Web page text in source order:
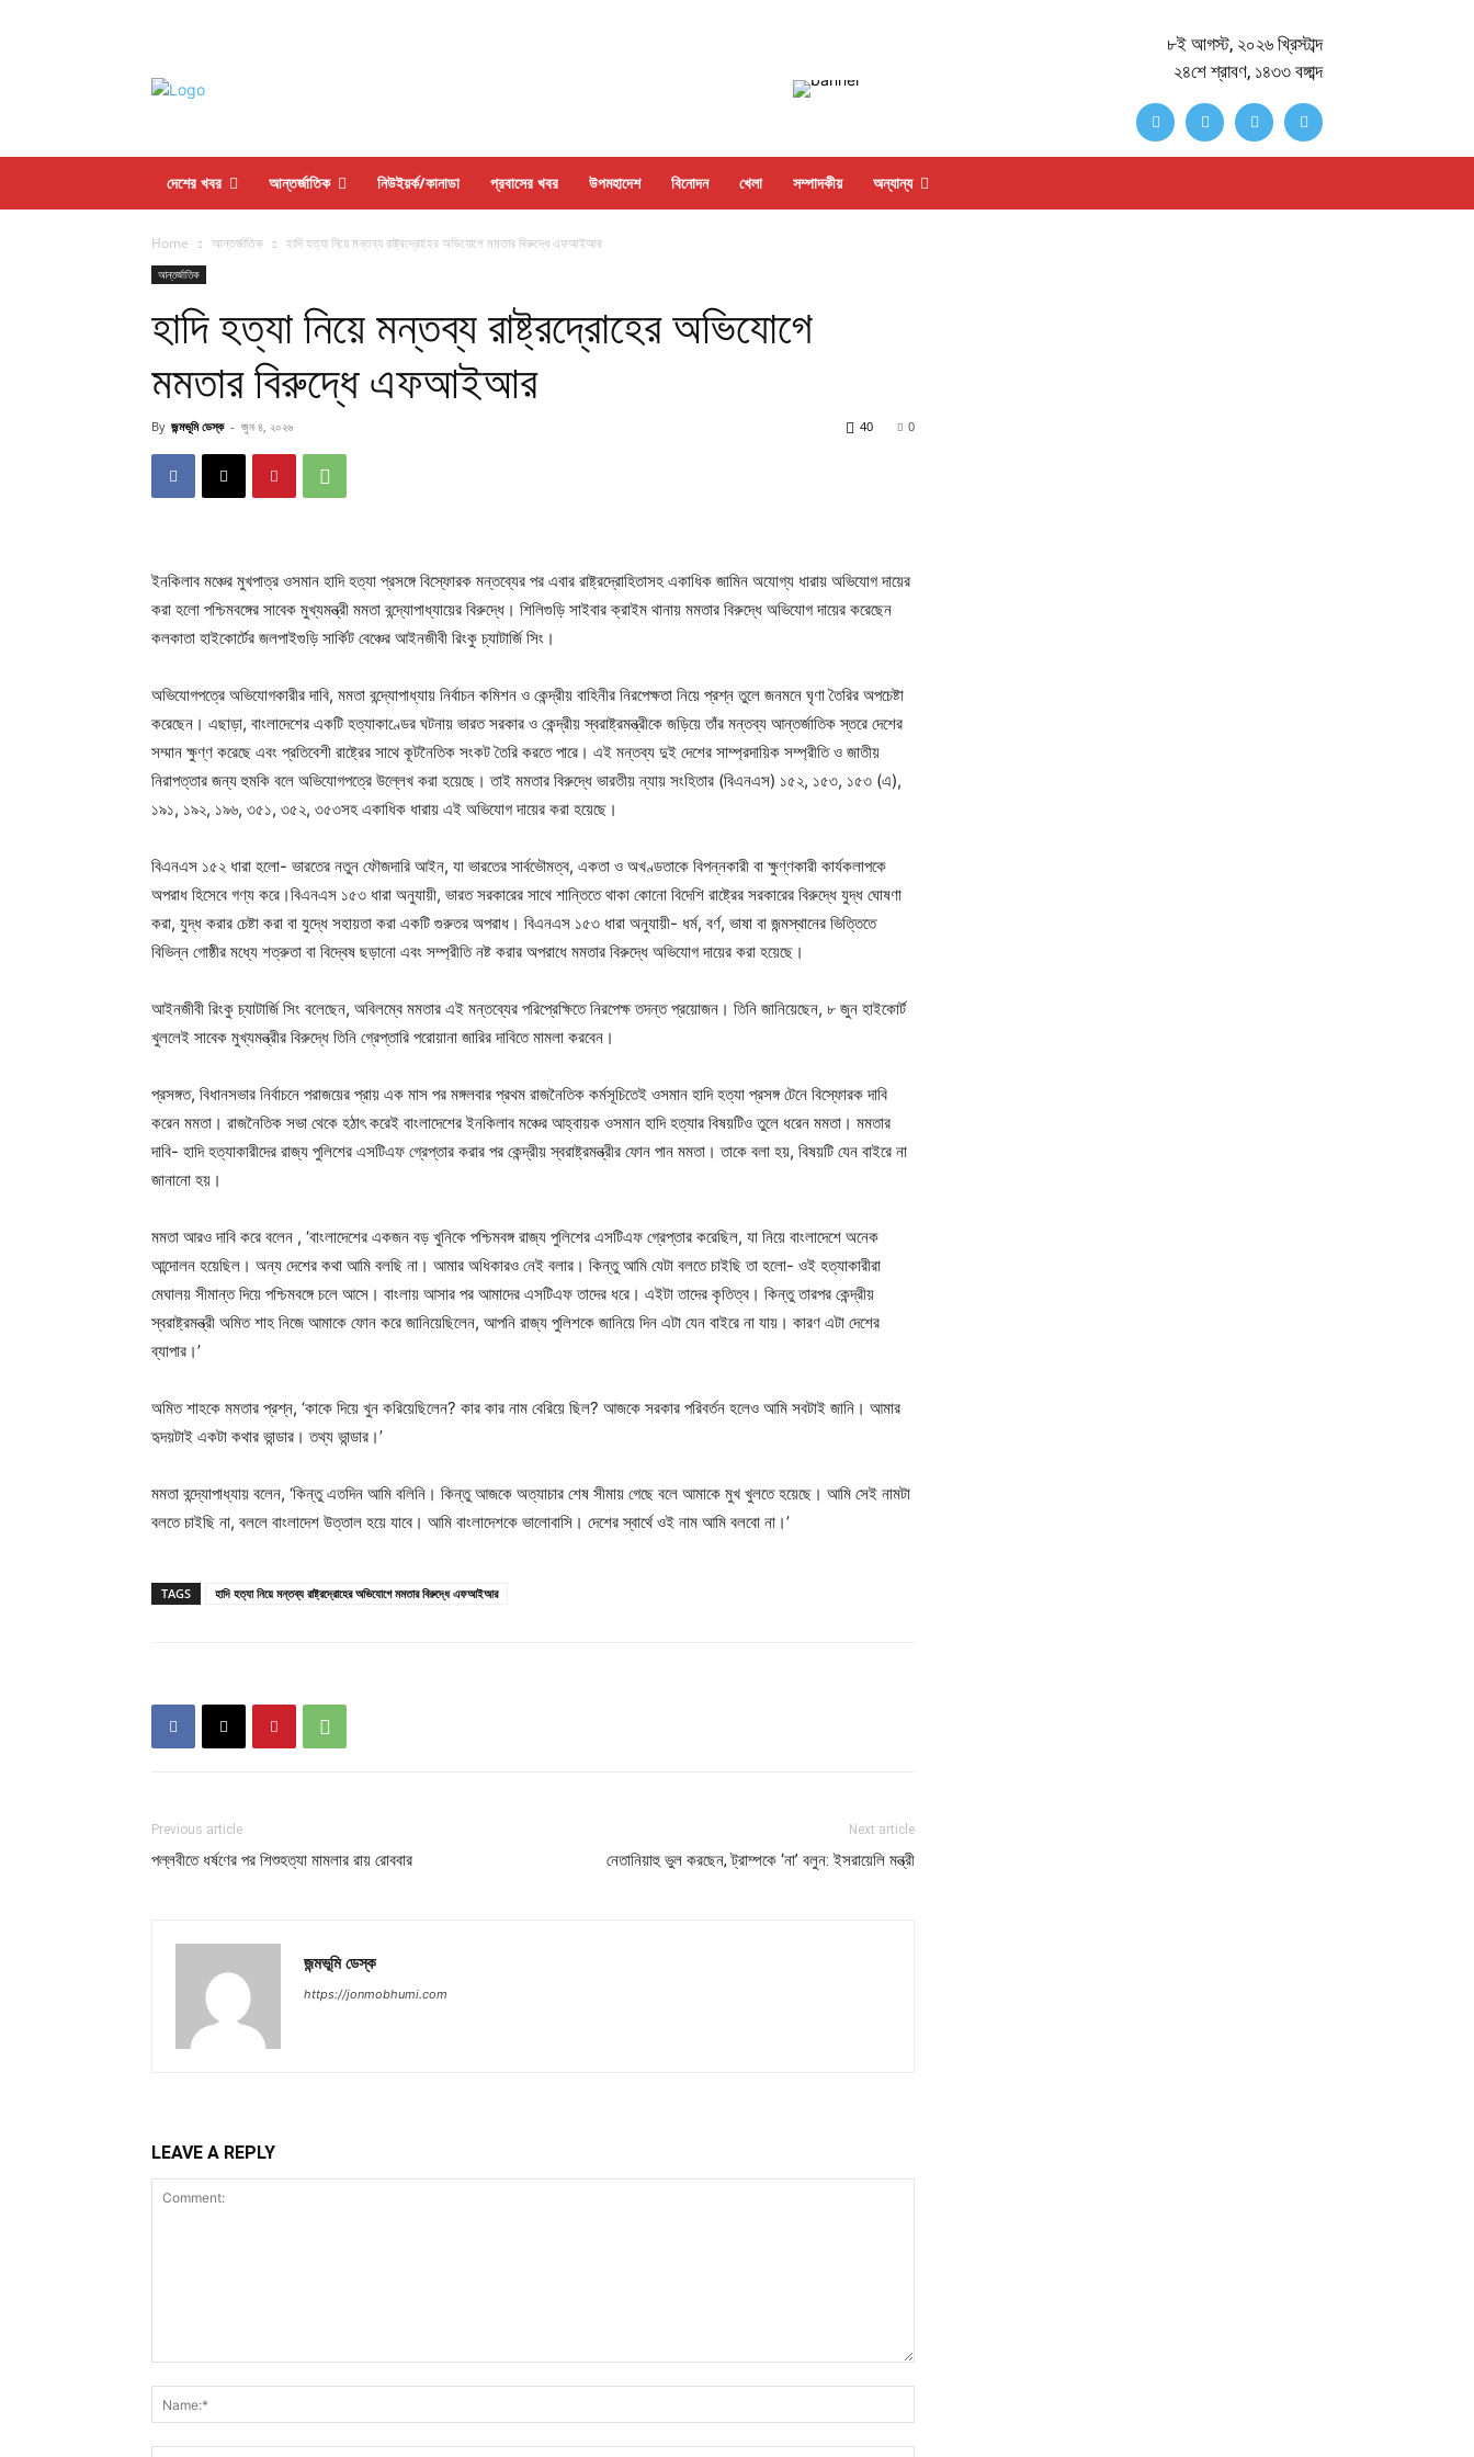
৮ই আগস্ট, ২০২৬ খ্রিস্টাব্দ
২৪শে শ্রাবণ, ১৪৩৩ বঙ্গাব্দ
দেশের খবর আন্তর্জাতিক নিউইয়র্ক/কানাডা প্রবাসের খবর উপমহাদেশ বিনোদন খেলা সম্পাদকীয় অন্যান্য
Home আন্তর্জাতিক হাদি হত্যা নিয়ে মন্তব্য রাষ্ট্রদ্রোহের অভিযোগে মমতার বিরুদ্ধে এফআইআর
আন্তর্জাতিক
হাদি হত্যা নিয়ে মন্তব্য রাষ্ট্রদ্রোহের অভিযোগে
মমতার বিরুদ্ধে এফআইআর
By জন্মভূমি ডেস্ক - জুন ৪, ২০২৬ 0
40
ইনকিলাব মঞ্চের মুখপাত্র ওসমান হাদি হত্যা প্রসঙ্গে বিস্ফোরক মন্তব্যের পর এবার রাষ্ট্রদ্রোহিতাসহ একাধিক জামিন অযোগ্য ধারায় অভিযোগ দায়ের
করা হলো পশ্চিমবঙ্গের সাবেক মুখ্যমন্ত্রী মমতা বন্দ্যোপাধ্যায়ের বিরুদ্ধে। শিলিগুড়ি সাইবার ক্রাইম থানায় মমতার বিরুদ্ধে অভিযোগ দায়ের করেছেন
কলকাতা হাইকোর্টের জলপাইগুড়ি সার্কিট বেঞ্চের আইনজীবী রিংকু চ্যাটার্জি সিং।
অভিযোগপত্রে অভিযোগকারীর দাবি, ‌মমতা বন্দ্যোপাধ্যায় নির্বাচন কমিশন ও কেন্দ্রীয় বাহিনীর নিরপেক্ষতা নিয়ে প্রশ্ন তুলে জনমনে ঘৃণা তৈরির অপচেষ্টা
করেছেন। এছাড়া, বাংলাদেশের একটি হত্যাকাণ্ডের ঘটনায় ভারত সরকার ও কেন্দ্রীয় স্বরাষ্ট্রমন্ত্রীকে জড়িয়ে তাঁর মন্তব্য আন্তর্জাতিক স্তরে দেশের
সম্মান ক্ষুণ্ণ করেছে এবং প্রতিবেশী রাষ্ট্রের সাথে কূটনৈতিক সংকট তৈরি করতে পারে। এই মন্তব্য দুই দেশের সাম্প্রদায়িক সম্প্রীতি ও জাতীয়
নিরাপত্তার জন্য হুমকি বলে অভিযোগপত্রে উল্লেখ করা হয়েছে। তাই মমতার বিরুদ্ধে ভারতীয় ন্যায় সংহিতার (বিএনএস) ১৫২, ১৫৩, ১৫৩ (এ),
১৯১, ১৯২, ১৯৬, ৩৫১, ৩৫২, ৩৫৩সহ একাধিক ধারায় এই অভিযোগ দায়ের করা হয়েছে।
বিএনএস ১৫২ ধারা হলো- ভারতের নতুন ফৌজদারি আইন, যা ভারতের সার্বভৌমত্ব, একতা ও অখণ্ডতাকে বিপন্নকারী বা ক্ষুণ্ণকারী কার্যকলাপকে
অপরাধ হিসেবে গণ্য করে।বিএনএস ১৫৩ ধারা অনুযায়ী, ভারত সরকারের সাথে শান্তিতে থাকা কোনো বিদেশি রাষ্ট্রের সরকারের বিরুদ্ধে যুদ্ধ ঘোষণা
করা, যুদ্ধ করার চেষ্টা করা বা যুদ্ধে সহায়তা করা একটি গুরুতর অপরাধ। বিএনএস ১৫৩ ধারা অনুযায়ী- ধর্ম, বর্ণ, ভাষা বা জন্মস্থানের ভিত্তিতে
বিভিন্ন গোষ্ঠীর মধ্যে শত্রুতা বা বিদ্বেষ ছড়ানো এবং সম্প্রীতি নষ্ট করার অপরাধে মমতার বিরুদ্ধে অভিযোগ দায়ের করা হয়েছে।
আইনজীবী রিংকু চ্যাটার্জি সিং বলেছেন, অবিলম্বে মমতার এই মন্তব্যের পরিপ্রেক্ষিতে নিরপেক্ষ তদন্ত প্রয়োজন। তিনি জানিয়েছেন, ৮ জুন হাইকোর্ট
খুললেই সাবেক মুখ্যমন্ত্রীর বিরুদ্ধে তিনি গ্রেপ্তারি পরোয়ানা জারির দাবিতে মামলা করবেন।
প্রসঙ্গত, বিধানসভার নির্বাচনে পরাজয়ের প্রায় এক মাস পর মঙ্গলবার প্রথম রাজনৈতিক কর্মসূচিতেই ওসমান হাদি হত্যা প্রসঙ্গ টেনে বিস্ফোরক দাবি
করেন মমতা। রাজনৈতিক সভা থেকে হঠাৎ করেই বাংলাদেশের ইনকিলাব মঞ্চের আহ্বায়ক ওসমান হাদি হত্যার বিষয়টিও তুলে ধরেন মমতা। মমতার
দাবি- হাদি হত্যাকারীদের রাজ্য পুলিশের এসটিএফ গ্রেপ্তার করার পর কেন্দ্রীয় স্বরাষ্ট্রমন্ত্রীর ফোন পান মমতা। তাকে বলা হয়, বিষয়টি যেন বাইরে না
জানানো হয়।
মমতা আরও দাবি করে বলেন , ‘বাংলাদেশের একজন বড় খুনিকে পশ্চিমবঙ্গ রাজ্য পুলিশের এসটিএফ গ্রেপ্তার করেছিল, যা নিয়ে বাংলাদেশে অনেক
আন্দোলন হয়েছিল। অন্য দেশের কথা আমি বলছি না। আমার অধিকারও নেই বলার। কিন্তু আমি যেটা বলতে চাইছি তা হলো- ওই হত্যাকারীরা
মেঘালয় সীমান্ত দিয়ে পশ্চিমবঙ্গে চলে আসে। বাংলায় আসার পর আমাদের এসটিএফ তাদের ধরে। এইটা তাদের কৃতিত্ব। কিন্তু তারপর কেন্দ্রীয়
স্বরাষ্ট্রমন্ত্রী অমিত শাহ নিজে আমাকে ফোন করে জানিয়েছিলেন, আপনি রাজ্য পুলিশকে জানিয়ে দিন এটা যেন বাইরে না যায়। কারণ এটা দেশের
ব্যাপার।’
অমিত শাহকে মমতার প্রশ্ন, ‘কাকে দিয়ে খুন করিয়েছিলেন? কার কার নাম বেরিয়ে ছিল? আজকে সরকার পরিবর্তন হলেও আমি সবটাই জানি। আমার
হৃদয়টাই একটা কথার ভান্ডার। তথ্য ভান্ডার।’
মমতা বন্দ্যোপাধ্যায় বলেন, ‘কিন্তু এতদিন আমি বলিনি। কিন্তু আজকে অত্যাচার শেষ সীমায় গেছে বলে আমাকে মুখ খুলতে হয়েছে। আমি সেই নামটা
বলতে চাইছি না, বললে বাংলাদেশ উত্তাল হয়ে যাবে। আমি বাংলাদেশকে ভালোবাসি। দেশের স্বার্থে ওই নাম আমি বলবো না।’
TAGS হাদি হত্যা নিয়ে মন্তব্য রাষ্ট্রদ্রোহের অভিযোগে মমতার বিরুদ্ধে এফআইআর
Previous article
পল্লবীতে ধর্ষণের পর শিশুহত্যা মামলার রায় রোববার
Next article
নেতানিয়াহু ভুল করছেন, ট্রাম্পকে ‘না’ বলুন: ইসরায়েলি মন্ত্রী
জন্মভূমি ডেস্ক
https://jonmobhumi.com
LEAVE A REPLY